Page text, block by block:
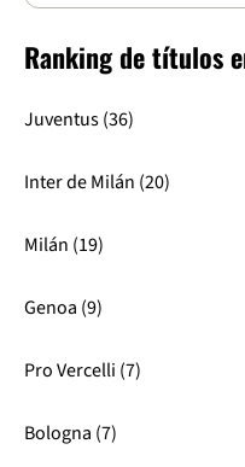
Ranking de títulos
Juventus (36)
Inter de Milán (20)
Milán (19)
Genoa (9)
Pro Vercelli (7)
Bologna (7)